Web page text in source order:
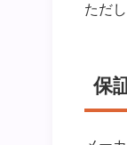
ただ
保